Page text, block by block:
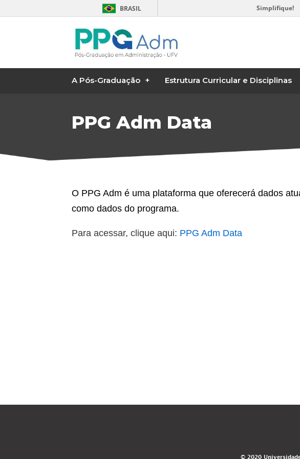
BRASIL Simplifique!
A Pós-Graduação Estrutura Curricular e Disciplinas
PPG Adm Data
O PPG Adm é uma plataforma que oferecerá dados
como dados do programa.
Para acessar, clique aqui: PPG Adm Data